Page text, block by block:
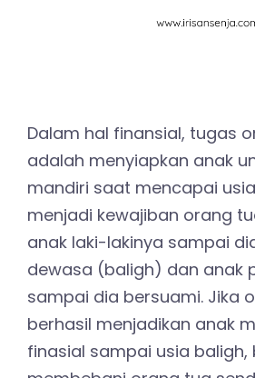
Dalam hal finansial, tugas
adalah menyiapkan anak
mandiri saat mencapai
menjadi kewajiban orang
anak laki-lakinya sampai
dewasa (baligh) dan anak
sampai dia bersuami. Jika
berhasil menjadikan anak
finasial sampai usia baligh,